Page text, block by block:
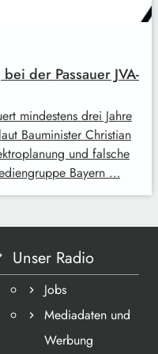
der Passauer JVA-
mindestens drei Jahre
Bauminister Christian
und falsche
Bayern …
Unser Radio
Jobs
Mediadaten und
Werbung